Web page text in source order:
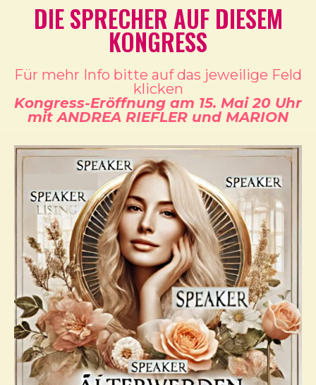
DIE SPRECHER AUF DIESEM
KONGRESS
Für mehr Info bitte auf das jeweilige Feld
klicken
Kongress-Eröffnung am 15. Mai 20 Uhr
mit ANDREA RIEFLER und MARION